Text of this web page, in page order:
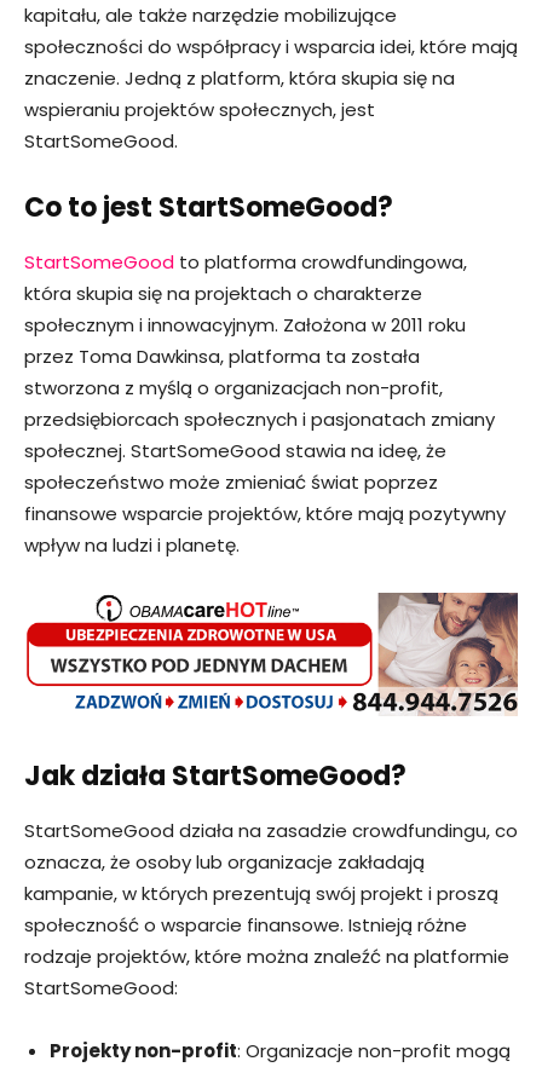
kapitału, ale także narzędzie mobilizujące
społeczności do współpracy i wsparcia idei, które mają
znaczenie. Jedną z platform, która skupia się na
wspieraniu projektów społecznych, jest
StartSomeGood.
Co to jest StartSomeGood?
StartSomeGood to platforma crowdfundingowa,
która skupia się na projektach o charakterze
społecznym i innowacyjnym. Założona w 2011 roku
przez Toma Dawkinsa, platforma ta została
stworzona z myślą o organizacjach non-profit,
przedsiębiorcach społecznych i pasjonatach zmiany
społecznej. StartSomeGood stawia na ideę, że
społeczeństwo może zmieniać świat poprzez
finansowe wsparcie projektów, które mają pozytywny
wpływ na ludzi i planetę.
Jak działa StartSomeGood?
StartSomeGood działa na zasadzie crowdfundingu, co
oznacza, że osoby lub organizacje zakładają
kampanie, w których prezentują swój projekt i proszą
społeczność o wsparcie finansowe. Istnieją różne
rodzaje projektów, które można znaleźć na platformie
StartSomeGood:
Projekty non-profit: Organizacje non-profit mogą